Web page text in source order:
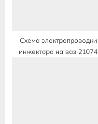
Схема электропроводки
инжектора на ваз 21074